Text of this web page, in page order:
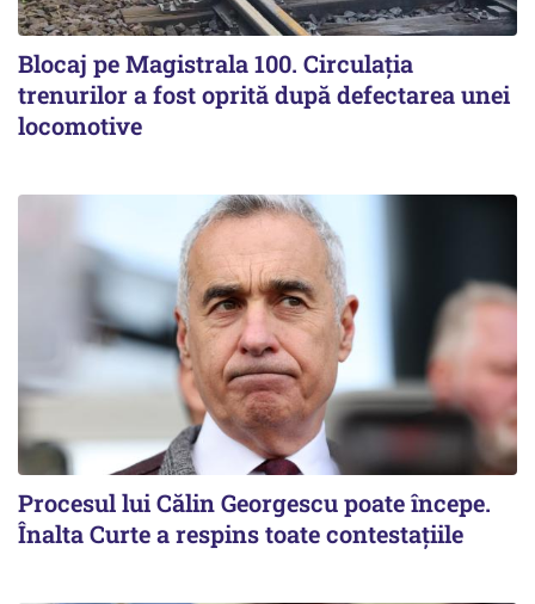
Blocaj pe Magistrala 100. Circulația
trenurilor a fost oprită după defectarea unei
locomotive
Procesul lui Călin Georgescu poate începe.
Înalta Curte a respins toate contestațiile